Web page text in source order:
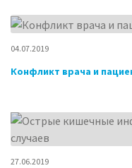
04.07.2019
Конфликт врача и
27.06.2019